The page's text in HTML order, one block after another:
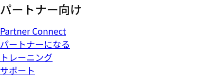
パートナー向け
Partner Connect
パートナーになる
トレーニング
サポート